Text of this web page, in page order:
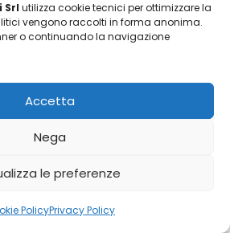
Srl utilizza cookie tecnici per ottimizzare la
vengono raccolti in forma anonima.
o continuando la navigazione
Accetta
Nega
le preferenze
PolicyPrivacy Policy